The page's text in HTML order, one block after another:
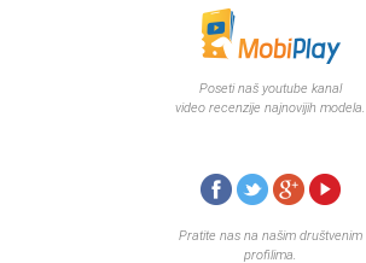
Poseti naš youtube kanal
video recenzije najnovijih modela.
Pratite nas na našim društvenim
profilima.